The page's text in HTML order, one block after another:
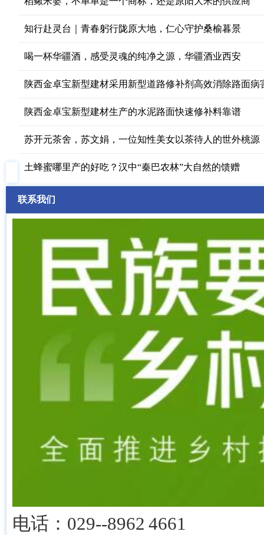
知行赴灵台｜青春躬行陇原大地，仁心守护桑榆暮景
喝一杯华疆酒，感受灵魂的纯净之源，华疆酒业西安
陕西金卓宝新型建材采用新型道路修补剂高效消除路面病
陕西金卓宝新型建材生产的水泥路面快速修补料靠谱
苏开元茶舍，苏文娟，一位知性美女以茶待人的世外桃源
土蜂蜜哪里产的好吃？汉中“秦巴农林”大自然的馈赠
联系我们
电话：029--8962 4661